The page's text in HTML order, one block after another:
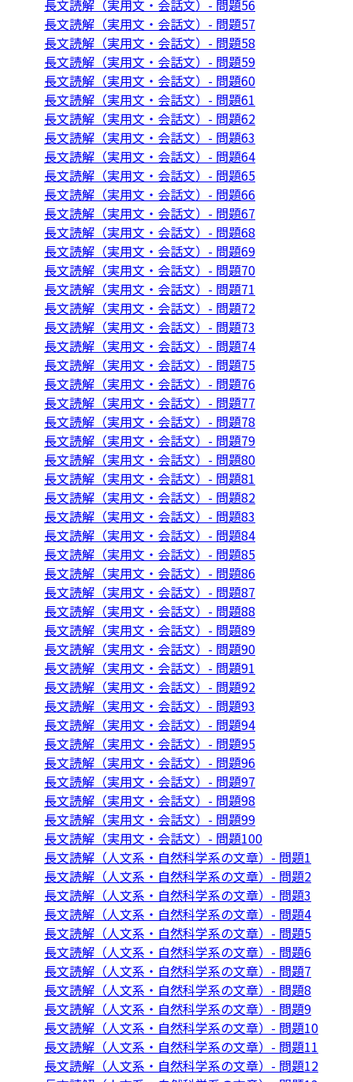
長文読解（実用文・会話文）- 問題56
長文読解（実用文・会話文）- 問題57
長文読解（実用文・会話文）- 問題58
長文読解（実用文・会話文）- 問題59
長文読解（実用文・会話文）- 問題60
長文読解（実用文・会話文）- 問題61
長文読解（実用文・会話文）- 問題62
長文読解（実用文・会話文）- 問題63
長文読解（実用文・会話文）- 問題64
長文読解（実用文・会話文）- 問題65
長文読解（実用文・会話文）- 問題66
長文読解（実用文・会話文）- 問題67
長文読解（実用文・会話文）- 問題68
長文読解（実用文・会話文）- 問題69
長文読解（実用文・会話文）- 問題70
長文読解（実用文・会話文）- 問題71
長文読解（実用文・会話文）- 問題72
長文読解（実用文・会話文）- 問題73
長文読解（実用文・会話文）- 問題74
長文読解（実用文・会話文）- 問題75
長文読解（実用文・会話文）- 問題76
長文読解（実用文・会話文）- 問題77
長文読解（実用文・会話文）- 問題78
長文読解（実用文・会話文）- 問題79
長文読解（実用文・会話文）- 問題80
長文読解（実用文・会話文）- 問題81
長文読解（実用文・会話文）- 問題82
長文読解（実用文・会話文）- 問題83
長文読解（実用文・会話文）- 問題84
長文読解（実用文・会話文）- 問題85
長文読解（実用文・会話文）- 問題86
長文読解（実用文・会話文）- 問題87
長文読解（実用文・会話文）- 問題88
長文読解（実用文・会話文）- 問題89
長文読解（実用文・会話文）- 問題90
長文読解（実用文・会話文）- 問題91
長文読解（実用文・会話文）- 問題92
長文読解（実用文・会話文）- 問題93
長文読解（実用文・会話文）- 問題94
長文読解（実用文・会話文）- 問題95
長文読解（実用文・会話文）- 問題96
長文読解（実用文・会話文）- 問題97
長文読解（実用文・会話文）- 問題98
長文読解（実用文・会話文）- 問題99
長文読解（実用文・会話文）- 問題100
長文読解（人文系・自然科学系の文章）- 問題1
長文読解（人文系・自然科学系の文章）- 問題2
長文読解（人文系・自然科学系の文章）- 問題3
長文読解（人文系・自然科学系の文章）- 問題4
長文読解（人文系・自然科学系の文章）- 問題5
長文読解（人文系・自然科学系の文章）- 問題6
長文読解（人文系・自然科学系の文章）- 問題7
長文読解（人文系・自然科学系の文章）- 問題8
長文読解（人文系・自然科学系の文章）- 問題9
長文読解（人文系・自然科学系の文章）- 問題10
長文読解（人文系・自然科学系の文章）- 問題11
長文読解（人文系・自然科学系の文章）- 問題12